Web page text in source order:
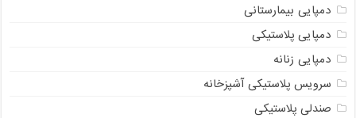
دمپایی بیمارستانی
دمپایی پلاستیکی
دمپایی زنانه
سرویس پلاستیکی آشپزخانه
صندلی پلاستیکی